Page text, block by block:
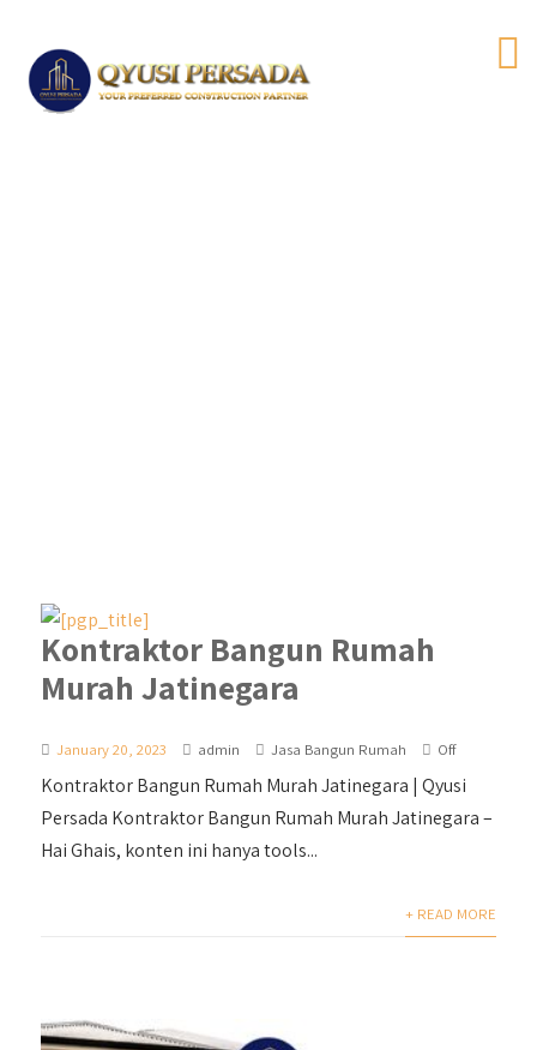
Kontraktor Bangun Rumah
Murah Jatinegara
January 20, 2023 admin Jasa Bangun Rumah Off
Kontraktor Bangun Rumah Murah Jatinegara | Qyusi
Persada Kontraktor Bangun Rumah Murah Jatinegara –
Hai Ghais, konten ini hanya tools...
+ READ MORE